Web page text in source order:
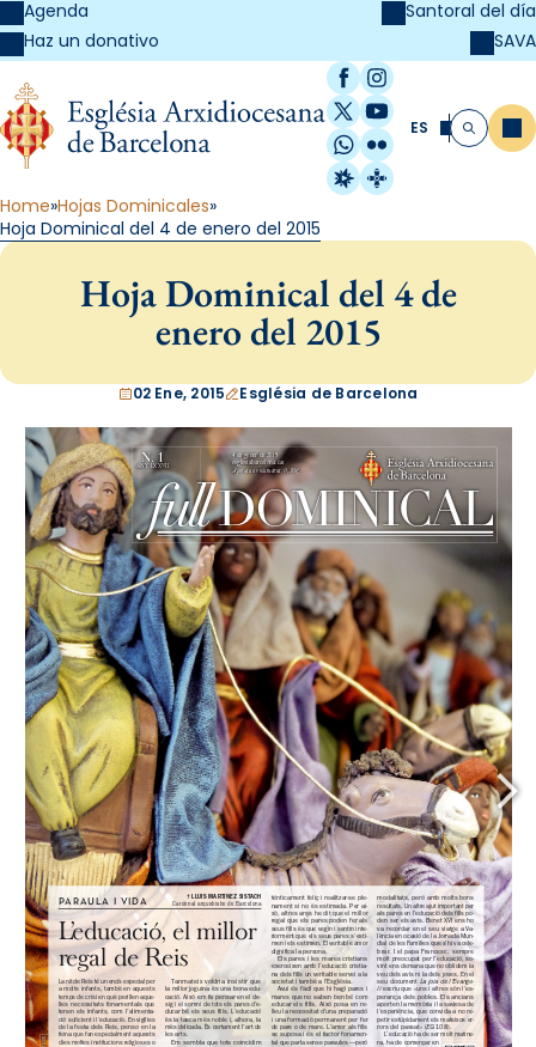
Agenda
Haz un donativo
Santoral del día
SAVA
Facebook
Instagram
X / Twitter
YouTube
WhatsApp
Flickr
Radio Estel
Catalunya
ES Buscar
Home Hojas Dominicales
Hoja Dominical del 4 de enero del 2015
Hoja Dominical del 4 de
enero del 2015
02 Ene, 2015 Església de Barcelona